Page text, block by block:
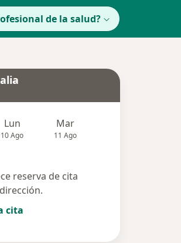
de la salud?
Lun
10 Ago
Mar
11 Ago
reserva de cita
cita